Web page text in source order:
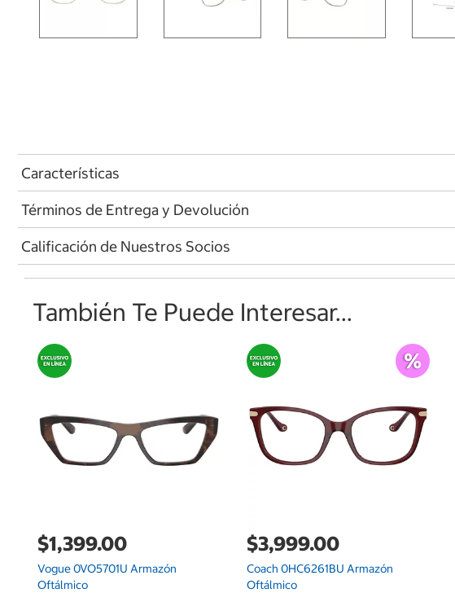
Características
Términos de Entrega y Devolución
Calificación de Nuestros Socios
También Te Puede Interesar...
$1,399.00
Vogue 0VO5701U Armazón
Oftálmico
$3,999.00
Coach 0HC6261BU Armazón
Oftálmico